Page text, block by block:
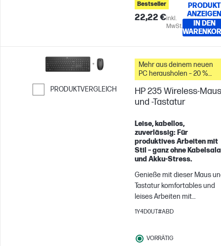
Bestseller
22,22 €inkl.
MwSt.
PRODUKT
ANZEIGEN
IN DEN
PRODUKTVERGLEICH
Weiter zum Vergleichen
Mehr aus deinem neuen
PC herausholen – 20 %
Rabatt auf Zubehör
HP 235 Wireless-Maus
und -Tastatur
Leise, kabellos,
zuverlässig: Für
produktives Arbeiten mit
Stil – ganz ohne
und Akku-Stress.
Genieße mit dieser Maus
Tastatur komfortables und
leises Arbeiten mit
elegantem Design. Denn
Tastenkürzeln und
1Y4D0UT#ABD
VORRÄTIG